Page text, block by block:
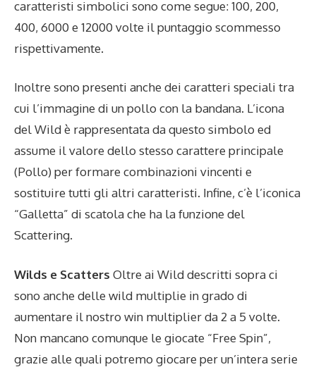
caratteristi simbolici sono come segue: 100, 200,
400, 6000 e 12000 volte il puntaggio scommesso
rispettivamente.
Inoltre sono presenti anche dei caratteri speciali tra
cui l’immagine di un pollo con la bandana. L’icona
del Wild è rappresentata da questo simbolo ed
assume il valore dello stesso carattere principale
(Pollo) per formare combinazioni vincenti e
sostituire tutti gli altri caratteristi. Infine, c’è l’iconica
“Galletta” di scatola che ha la funzione del
Scattering.
Wilds e Scatters Oltre ai Wild descritti sopra ci
sono anche delle wild multiplie in grado di
aumentare il nostro win multiplier da 2 a 5 volte.
Non mancano comunque le giocate “Free Spin”,
grazie alle quali potremo giocare per un’intera serie